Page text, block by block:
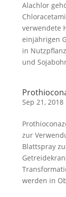
Alachlor
verwendete
einjährigen
in
und
Sep 21, 2018
zur
Blattspray
werden in